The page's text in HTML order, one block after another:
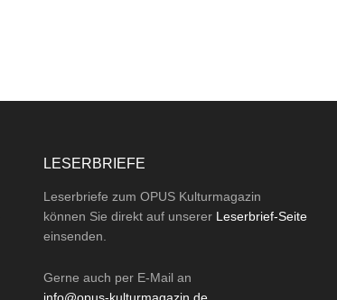
LESERBRIEFE
Leserbriefe zum OPUS Kulturmagazin
können Sie direkt auf unserer Leserbrief-Seite
einsenden.
Gerne auch per E-Mail an